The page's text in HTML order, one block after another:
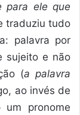
para ele que
traduziu tudo
palavra por
sujeito e não
(a palavra
ao invés de
um pronome